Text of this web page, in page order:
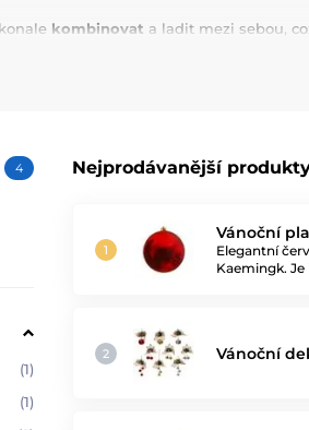
kombinovat a ladit mezi sebou,
atmosféru s louskáčkovou
Nejprodávanější
Vánoční
Elegantní
Kaemingk.
Vánoční
4
(1)
(1)